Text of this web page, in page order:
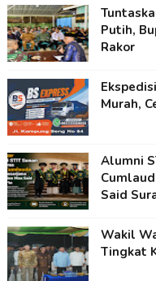
Putih,
Rakor
Murah,
Alumni
Said
Wakil
Tingkat